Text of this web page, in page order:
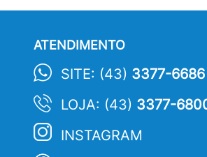
ATENDIMENTO
SITE: (43) 3377-6686
LOJA: (43) 3377-
INSTAGRAM